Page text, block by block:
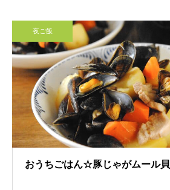
夜ご飯
おうちごはん☆豚じゃがムール貝